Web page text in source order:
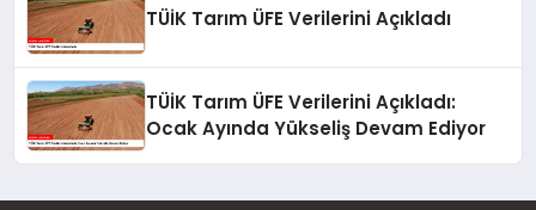
TÜİK Tarım ÜFE Verilerini Açıkladı
TÜİK Tarım ÜFE Verilerini Açıkladı:
Ocak Ayında Yükseliş Devam Ediyor